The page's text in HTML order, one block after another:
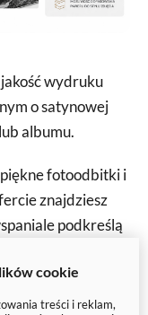
wydruku
o satynowej
albumu.
fotoodbitki i
znajdziesz
podkreślą
cookie
treści i reklam,